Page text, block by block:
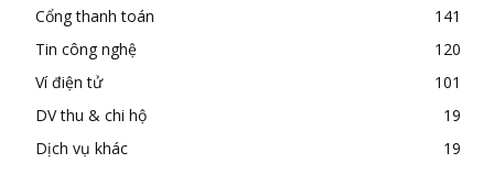
Cổng thanh toán
141
Tin công nghệ
120
Ví điện tử
101
DV thu & chi hộ
19
Dịch vụ khác
19